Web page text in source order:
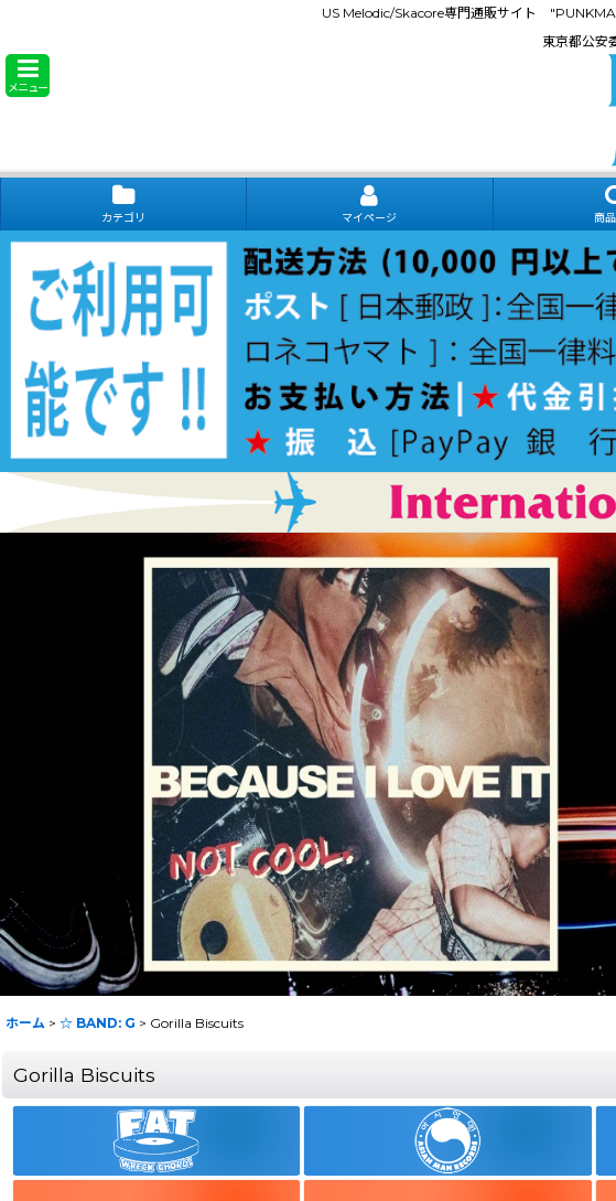
US Melodic/Skacore専門通販サイト
東京都公安
メニュー
カテゴリ マイページ 商
ホーム > ☆ BAND: G > Gorilla Biscuits
Gorilla Biscuits